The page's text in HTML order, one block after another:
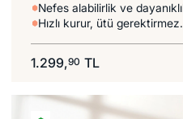
Hızlı kurur, ütü gerektirmez.
1.299,90 TL